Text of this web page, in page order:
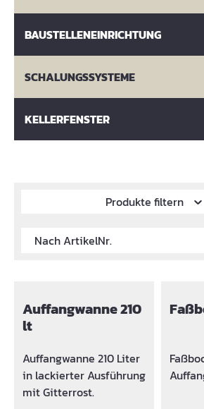
BAUSTELLENEINRICHTUNG
SCHALUNGSSYSTEME
KELLERFENSTER
Produkte filtern
Auffangwanne 210
lt
Auffangwanne 210 Liter
in lackierter Ausführung
mit Gitterrost.